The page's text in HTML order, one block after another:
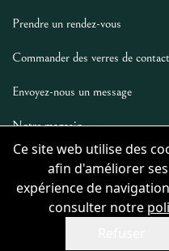
Ce site web utilise des
afin d'améliorer
expérience de
consulter notre
Prendre un rendez-vous
Commander des verres de contact
Envoyez-nous un message
Notre magasin
LES AUTRES
Politique De Confidentialité